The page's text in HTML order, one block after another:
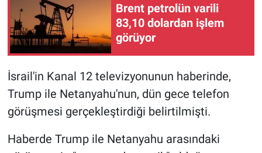
Brent petrolün varili
83,10 dolardan işlem
görüyor
İsrail'in Kanal 12 televizyonunun haberinde,
Trump ile Netanyahu'nun, dün gece telefon
görüşmesi gerçekleştirdiği belirtilmişti.
Haberde Trump ile Netanyahu arasındaki